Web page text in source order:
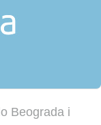
Beograda i